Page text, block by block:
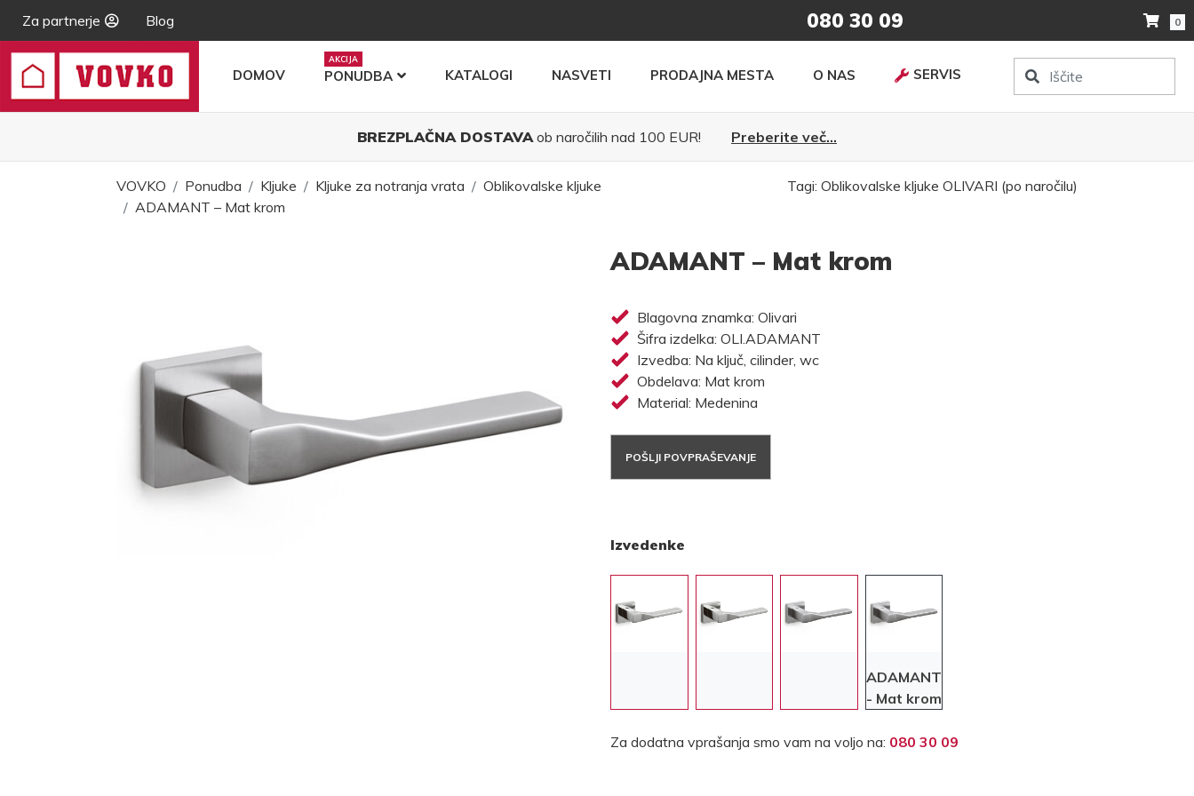
Za partnerje Blog 080 30 09 0
DOMOV PONUDBA KATALOGI NASVETI PRODAJNA MESTA O NAS SERVIS
BREZPLAČNA DOSTAVAob naročilih nad 100 EUR! Preberite več...
VOVKO Ponudba Kljuke Kljuke za notranja vrata
Oblikovalske kljuke
ADAMANT – Mat krom
Tagi: Oblikovalske kljuke OLIVARI (po naročilu)
ADAMANT – Mat krom
Blagovna znamka: Olivari
Šifra izdelka: OLI.ADAMANT
Izvedba: Na ključ, cilinder, wc
Obdelava: Mat krom
Material: Medenina
POŠLJI POVPRAŠEVANJE
Izvedenke
ADAMANT
- Mat krom
Za dodatna vprašanja smo vam na voljo na: 080 30 09